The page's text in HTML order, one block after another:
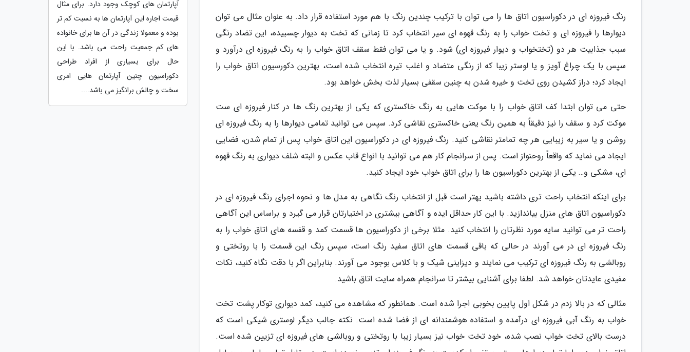
رنگ فیروزه ای در دکوراسیون اتاق ها را می توان با ترکیب چندین رنگ با هم مورد استفاده قرار داد. به عنوان مثال می توان
دیوارها را فیروزه ای و تخت خواب را به رنگ قهوه ای سیر انتخاب کرد تا زمانی که تخت به دیوار چسبیده، این تضاد رنگی
سبب جذابیت هر دو (تختخواب و دیوار فیروزه ای) شود. و یا می توان فقط سقف اتاق خواب را به رنگ فیروزه ای درآورد و
سپس با یک چراغ آویز و یا لوستر زیبا که از رنگی متضاد و اغلب تیره انتخاب شده است، بهترین دکورسیون اتاق خواب را
ایجاد کرد؛ دراز کشیدن روی تخت و خیره شدن به چنین سقفی بسیار لذت بخش خواهد بود.
حتی می توان ابتدا کف اتاق خواب را با موکت هایی به رنگ خاکستری که یکی از بهترین رنگ ها در کنار فیروزه ای ست
موکت کرد و سقف را نیز دقیقاً به همین رنگ یعنی خاکستری نقاشی کرد. سپس می توانید تمامی دیوارها را به رنگ فیروزه ای
روشن و یا سیر به زیبایی هر چه تمامتر نقاشی کنید. رنگ فیروزه ای در دکوراسیون این اتاق خواب پس از تمام شدن، فضایی
ایجاد می نماید که واقعاً روحنواز است. پس از سرانجام کار هم می توانید با انواع قاب عکس و البته شلف دیواری به رنگ قهوه
ای، مشکی و… یکی از بهترین دکوراسیون ها را برای اتاق خواب خود ایجاد کنید.
برای اینکه انتخاب راحت تری داشته باشید یهتر است قبل از انتخاب رنگ نگاهی به مدل ها و نحوه اجرای رنگ فیروزه ای در
دکوراسیون اتاق های منزل بیاندازید. با این کار حداقل ایده و آگاهی بیشتری در اختیارتان قرار می گیرد و براساس این آگاهی
راحت تر می توانید سایه مورد نظرتان را انتخاب کنید. مثلا برخی از دکوراسیون ها قسمت کمد و قفسه های اتاق خواب را به
رنگ فیروزه ای در می آورند در حالی که باقی قسمت های اتاق سفید رنگ است، سپس رنگ این قسمت را با روتختی و
روبالشی به رنگ فیروزه ای ترکیب می نمایند و دیزاینی شیک و با کلاس بوجود می آورند. بنابراین اگر با دقت نگاه کنید، نکات
مفیدی عایدتان خواهد شد. لطفا برای آشنایی بیشتر تا سرانجام همراه سایت اتاق باشید.
مثالی که در بالا زدم در شکل اول پایین بخوبی اجرا شده است. همانطور که مشاهده می کنید، کمد دیواری توکار پشت تخت
خواب به رنگ آبی فیروزه ای درآمده و استفاده هوشمندانه ای از فضا شده است. نکته جالب دیگر لوستری شیکی است که
درست بالای تخت خواب نصب شده، خود تخت خواب نیز بسیار زیبا با روتختی و روبالشی های فیروزه ای تزیین شده است.
آپارتمان های کوچک وجود دارد. برای مثال
قیمت اجاره این آپارتمان ها به نسبت کم تر
بوده و معمولا زندگی در آن ها برای خانواده
های کم جمعیت راحت می باشد. با این
حال برای بسیاری از افراد طراحی
دکوراسیون چنین آپارتمان هایی امری
سخت و چالش برانگیز می باشد....